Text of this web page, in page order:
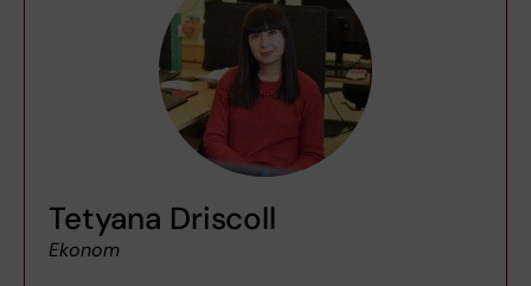
Tetyana Driscoll
Ekonom